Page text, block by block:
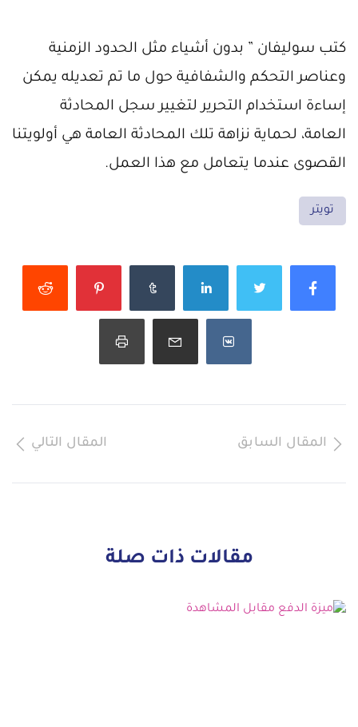
كتب سوليفان ” بدون أشياء مثل الحدود الزمنية
وعناصر التحكم والشفافية حول ما تم تعديله يمكن
إساءة استخدام التحرير لتغيير سجل المحادثة
العامة، لحماية نزاهة تلك المحادثة العامة هي أولويتنا
القصوى عندما يتعامل مع هذا العمل.
تويتر
المقال السابق المقال التالي
مقالات ذات صلة